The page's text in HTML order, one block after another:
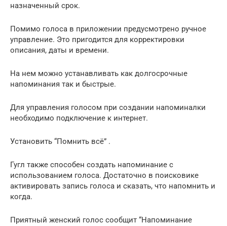
назначенный срок.
Помимо голоса в приложении предусмотрено ручное
управление. Это пригодится для корректировки
описания, даты и времени.
На нем можно устанавливать как долгосрочные
напоминания так и быстрые.
Для управления голосом при создании напоминалки
необходимо подключение к интернет.
Установить “Помнить всё” .
Гугл также способен создать напоминание с
использованием голоса. Достаточно в поисковике
активировать запись голоса и сказать, что напомнить и
когда.
Приятный женский голос сообщит “Напоминание